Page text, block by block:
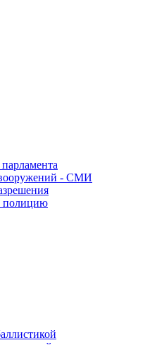
вооружений - СМИ
полицию